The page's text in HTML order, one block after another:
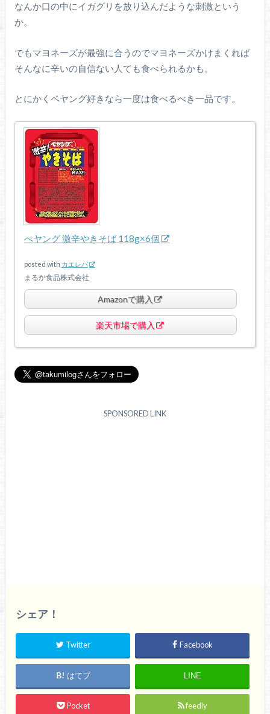
なんか口の中にイガグリを放り込んだような刺激という
か。
でもマヨネーズが最強に合うのでマヨネーズかけまくれば
そんなに辛いの自信ない人ても食べられるかも。
とにかくペヤング好きなら一度は食べるべき一品です。
ぺヤング 激辛やきそば 118g×6個
posted with カエレバ
まるか食品株式会社
Amazonで購入
楽天市場で購入
SPONSORED LINK
シェア！
Twitter Facebook
はてブ LINE
Pocket feedly